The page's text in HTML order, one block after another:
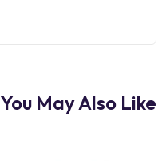
You May Also Like